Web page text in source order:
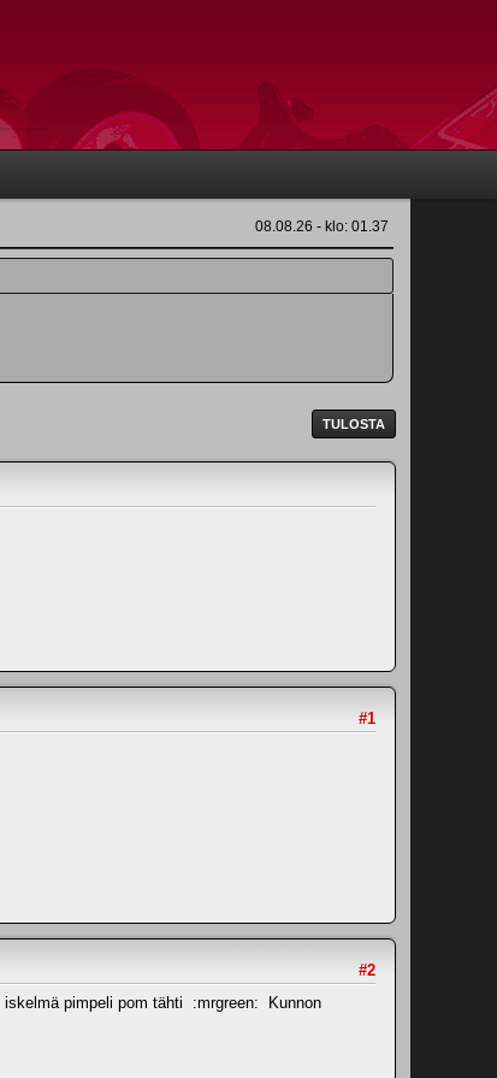
08.08.26 - klo: 01.37
TULOSTA
#1
#2
pimpeli pom tähti :mrgreen: Kunnon